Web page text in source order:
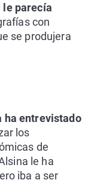
le parecía
con
se produjera
ha entrevistado
los
de
le ha
iba a ser